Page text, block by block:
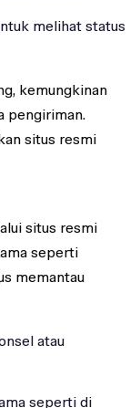
melihat status
kemungkinan
pengiriman.
situs resmi
situs resmi
seperti
memantau
atau
seperti di